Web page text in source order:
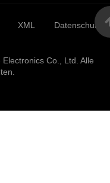
XML
Co., Ltd. Alle